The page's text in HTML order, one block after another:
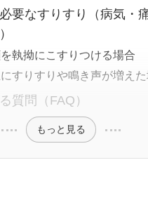
要なすりすり（病気・
執拗にこすりつける場合
すりすりや鳴き声が増え
質問（FAQ）
もっと見る